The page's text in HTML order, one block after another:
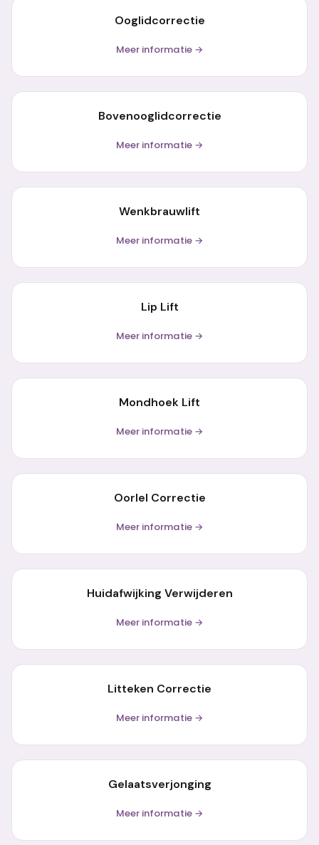
Ooglidcorrectie
Meer informatie →
Bovenooglidcorrectie
Meer informatie →
Wenkbrauwlift
Meer informatie →
Lip Lift
Meer informatie →
Mondhoek Lift
Meer informatie →
Oorlel Correctie
Meer informatie →
Huidafwijking Verwijderen
Meer informatie →
Litteken Correctie
Meer informatie →
Gelaatsverjonging
Meer informatie →